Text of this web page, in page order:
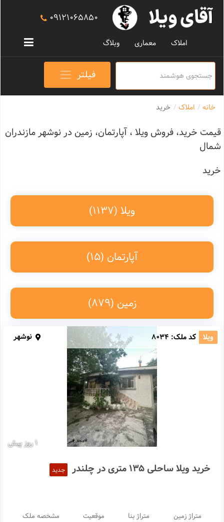
09121065850
املاک معماری وبلاگ
فیلتر
خانه املاک خرید
قیمت خرید، فروش ویلا ، آپارتمان، زمین در نوشهر مازندران
شمال
خرید
ویلا (1137)
آپارتمان (15)
زمین (879)
1 روز پیش
ویلا کد ملک: 8034 نوشهر
خرید ویلا ساحلی 135 متری در چلندر جدید
متراژ زمین
متراژ بنا
موقعیت
مشخصه ملک